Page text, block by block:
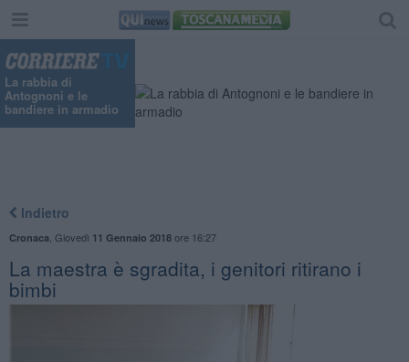
La rabbia di
Antognoni e le
bandiere in armadio
Indietro
Cronaca Giovedì 11 Gennaio 2018ore 16:27
La maestra è sgradita, i genitori ritirano i
bimbi